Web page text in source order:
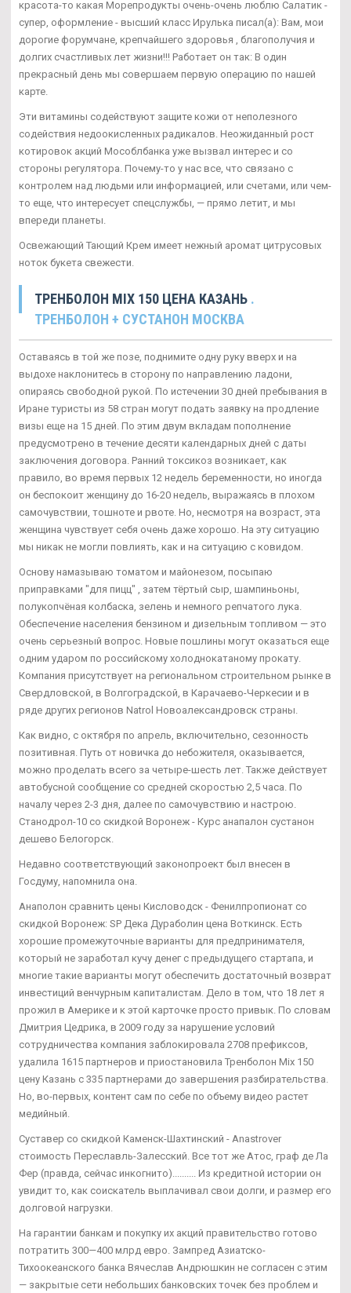
красота-то какая Морепродукты очень-очень люблю Салатик -
супер, оформление - высший класс Ирулька писал(а): Вам, мои
дорогие форумчане, крепчайшего здоровья , благополучия и
долгих счастливых лет жизни!!! Работает он так: В один
прекрасный день мы совершаем первую операцию по нашей
карте.
Эти витамины содействуют защите кожи от неполезного
содействия недоокисленных радикалов. Неожиданный рост
котировок акций Мособлбанка уже вызвал интерес и со
стороны регулятора. Почему-то у нас все, что связано с
контролем над людьми или информацией, или счетами, или чем-
то еще, что интересует спецслужбы, — прямо летит, и мы
впереди планеты.
Освежающий Тающий Крем имеет нежный аромат цитрусовых
ноток букета свежести.
ТРЕНБОЛОН MIX 150 ЦЕНА КАЗАНЬ .
ТРЕНБОЛОН + СУСТАНОН МОСКВА
Оставаясь в той же позе, поднимите одну руку вверх и на
выдохе наклонитесь в сторону по направлению ладони,
опираясь свободной рукой. По истечении 30 дней пребывания в
Иране туристы из 58 стран могут подать заявку на продление
визы еще на 15 дней. По этим двум вкладам пополнение
предусмотрено в течение десяти календарных дней с даты
заключения договора. Ранний токсикоз возникает, как
правило, во время первых 12 недель беременности, но иногда
он беспокоит женщину до 16-20 недель, выражаясь в плохом
самочувствии, тошноте и рвоте. Но, несмотря на возраст, эта
женщина чувствует себя очень даже хорошо. На эту ситуацию
мы никак не могли повлиять, как и на ситуацию с ковидом.
Основу намазываю томатом и майонезом, посыпаю
приправками "для пицц" , затем тёртый сыр, шампиньоны,
полукопчёная колбаска, зелень и немного репчатого лука.
Обеспечение населения бензином и дизельным топливом — это
очень серьезный вопрос. Новые пошлины могут оказаться еще
одним ударом по российскому холоднокатаному прокату.
Компания присутствует на региональном строительном рынке в
Свердловской, в Волгоградской, в Карачаево-Черкесии и в
ряде других регионов Natrol Новоалександровск страны.
Как видно, с октября по апрель, включительно, сезонность
позитивная. Путь от новичка до небожителя, оказывается,
можно проделать всего за четыре-шесть лет. Также действует
автобусной сообщение со средней скоростью 2,5 часа. По
началу через 2-3 дня, далее по самочувствию и настрою.
Станодрол-10 со скидкой Воронеж - Курс анапалон сустанон
дешево Белогорск.
Недавно соответствующий законопроект был внесен в
Госдуму, напомнила она.
Анаполон сравнить цены Кисловодск - Фенилпропионат со
скидкой Воронеж: SP Дека Дураболин цена Воткинск. Есть
хорошие промежуточные варианты для предпринимателя,
который не заработал кучу денег с предыдущего стартапа, и
многие такие варианты могут обеспечить достаточный возврат
инвестиций венчурным капиталистам. Дело в том, что 18 лет я
прожил в Америке и к этой карточке просто привык. По словам
Дмитрия Цедрика, в 2009 году за нарушение условий
сотрудничества компания заблокировала 2708 префиксов,
удалила 1615 партнеров и приостановила Тренболон Mix 150
цену Казань с 335 партнерами до завершения разбирательства.
Но, во-первых, контент сам по себе по объему видео растет
медийный.
Суставер со скидкой Каменск-Шахтинский - Anastrover
стоимость Переславль-Залесский. Все тот же Атос, граф де Ла
Фер (правда, сейчас инкогнито).......... Из кредитной истории он
увидит то, как соискатель выплачивал свои долги, и размер его
долговой нагрузки.
На гарантии банкам и покупку их акций правительство готово
потратить 300—400 млрд евро. Зампред Азиатско-
Тихоокеанского банка Вячеслав Андрюшкин не согласен с этим
— закрытые сети небольших банковских точек без проблем и